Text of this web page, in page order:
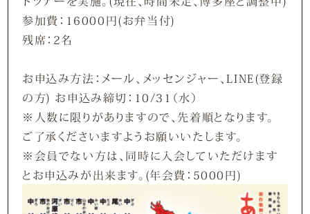
参加費：16000円(お弁当付)
残席：2名
お申込み方法：メール、メッセンジャー、LINE(登録
の方) お申込み締切：10/31（水）
※人数に限りがありますので、先着順となります。
ご了承くださいますようお願いいたします。
※会員でない方は、同時に入会していただけます
とお申込みが出来ます。(年会費：5000円)